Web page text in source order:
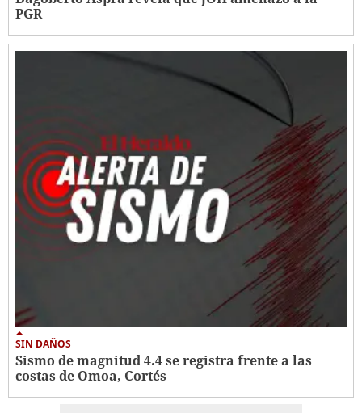
PGR
SIN DAÑOS
Sismo de magnitud 4.4 se registra frente a las
costas de Omoa, Cortés